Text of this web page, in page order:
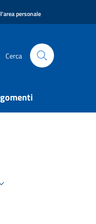
personale
Cerca